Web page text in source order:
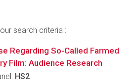
search criteria :
Regarding So-Called Farmed
Film: Audience Research
HS2